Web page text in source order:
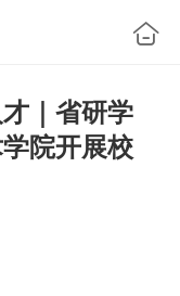
｜省研学
院开展校